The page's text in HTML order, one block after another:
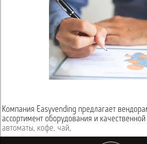
Компания Easyvending предлагает
ассортимент оборудования и
автоматы, кофе, чай,